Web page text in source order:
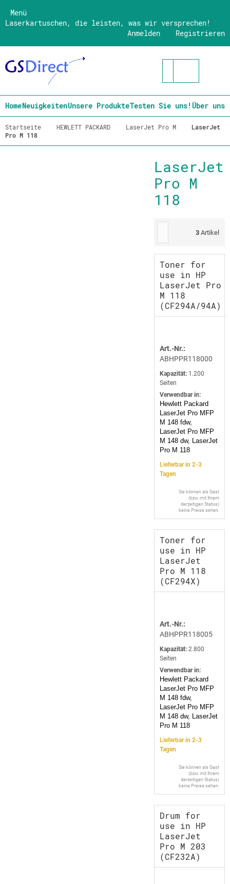
Menü
Laserkartuschen, die leisten, was wir versprechen!
Registrieren
Anmelden
HomeNeuigkeitenUnsere ProdukteTesten Sie uns!Über uns
Startseite HEWLETT PACKARD LaserJet Pro M
LaserJet
Pro M 118
LaserJet
Pro M
118
3 Artikel
Toner for
use in HP
LaserJet Pro
M 118
(CF294A/94A)
Art.-Nr.:
ABHPPR118000
Kapazität: 1.200
Seiten
Verwendbar in:
Hewlett Packard
LaserJet Pro MFP
M 148 fdw,
LaserJet Pro MFP
M 148 dw, LaserJet
Pro M 118
Lieferbar in 2-3
Tagen
Sie können als Gast
(bzw. mit Ihrem
derzeitigen Status)
keine Preise sehen.
Toner for
use in HP
LaserJet
Pro M 118
(CF294X)
Art.-Nr.:
ABHPPR118005
Kapazität: 2.800
Seiten
Verwendbar in:
Hewlett Packard
LaserJet Pro MFP
M 148 fdw,
LaserJet Pro MFP
M 148 dw, LaserJet
Pro M 118
Lieferbar in 2-3
Tagen
Sie können als Gast
(bzw. mit Ihrem
derzeitigen Status)
keine Preise sehen.
Drum for
use in HP
LaserJet
Pro M 203
(CF232A)